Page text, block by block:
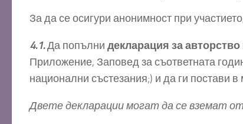
За да се осигури анонимност при
4.1.Да попълни декларация за
Приложение, Заповед за съответната
национални състезания;) и да ги постави в
Двете декларации могат да се вземат от